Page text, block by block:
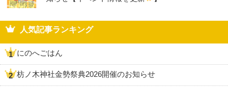
人気記事ランキング
にのへごはん
枋ノ木神社金勢祭典2026開催のお知らせ